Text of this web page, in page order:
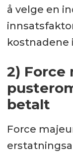
å velge en
kostnadene
2) Force
betalt
Force